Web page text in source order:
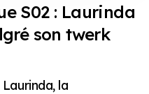
S02 : Laurinda
son twerk
la